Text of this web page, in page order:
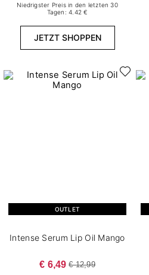
Niedrigster Preis in den letzten 30
Tagen: 4.42 €
JETZT SHOPPEN
OUTLET
Intense Serum Lip Oil Mango
€ 6,49 € 12,99